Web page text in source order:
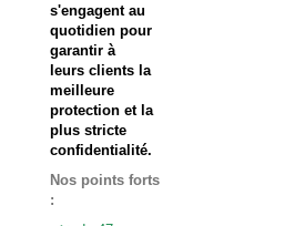
s'engagent au
quotidien pour
garantir à
leurs clients la
meilleure
protection et la
plus stricte
confidentialité.
Nos points forts
: